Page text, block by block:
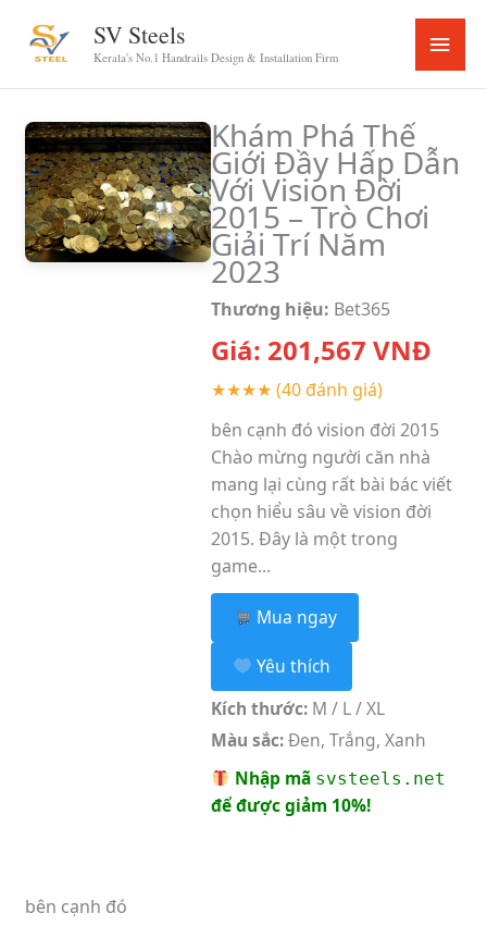
content
SV Steels
Kerala's No.1 Handrails Design & Installation Firm
Main
Menu
Khám Phá Thế
Giới Đầy Hấp Dẫn
Với Vision Đời
2015 – Trò Chơi
Giải Trí Năm
2023
Thương hiệu: Bet365
Giá: 201,567 VNĐ
★★★★ (40 đánh giá)
bên cạnh đó vision đời 2015
Chào mừng người căn nhà
mang lại cùng rất bài bác viết
chọn hiểu sâu về vision đời
2015. Đây là một trong
game...
Mua ngay
Yêu thích
Kích thước:M / L / XL
Màu sắc:Đen, Trắng, Xanh
Nhập mã svsteels.net
để được giảm 10%!
bên cạnh đó